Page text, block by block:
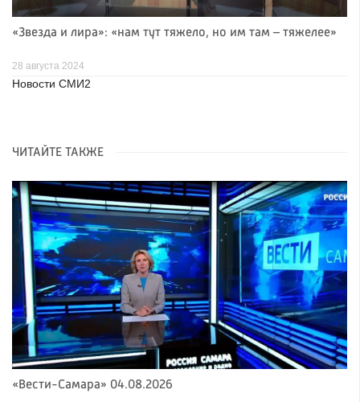
«Звезда и лира»: «нам тут тяжело, но им там – тяжелее»
28 августа 2024
Новости СМИ2
ЧИТАЙТЕ ТАКЖЕ
«Вести-Самара» 04.08.2026